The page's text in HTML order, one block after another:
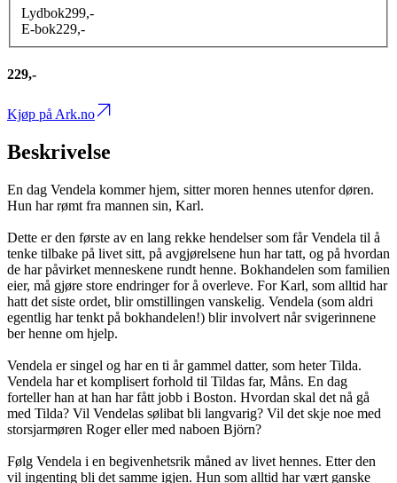
Lydbok299,-
E-bok229,-
229,-
Kjøp på Ark.no
Beskrivelse
En dag Vendela kommer hjem, sitter moren hennes utenfor døren.
Hun har rømt fra mannen sin, Karl.
Dette er den første av en lang rekke hendelser som får Vendela til å
tenke tilbake på livet sitt, på avgjørelsene hun har tatt, og på hvordan
de har påvirket menneskene rundt henne. Bokhandelen som familien
eier, må gjøre store endringer for å overleve. For Karl, som alltid har
hatt det siste ordet, blir omstillingen vanskelig. Vendela (som aldri
egentlig har tenkt på bokhandelen!) blir involvert når svigerinnene
ber henne om hjelp.
Vendela er singel og har en ti år gammel datter, som heter Tilda.
Vendela har et komplisert forhold til Tildas far, Måns. En dag
forteller han at han har fått jobb i Boston. Hvordan skal det nå gå
med Tilda? Vil Vendelas sølibat bli langvarig? Vil det skje noe med
storsjarmøren Roger eller med naboen Björn?
Følg Vendela i en begivenhetsrik måned av livet hennes. Etter den
vil ingenting bli det samme igjen. Hun som alltid har vært ganske